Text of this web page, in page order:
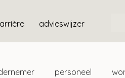
advieswijzer
personeel